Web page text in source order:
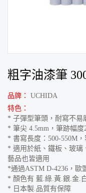
粗字油漆筆
品牌：
UCHIDA
特色：
* 子彈型筆頭，耐寫不易
* 筆尖 4.5mm，筆跡幅度
* 書寫長度：500-550M
* 適用於紙、鐵板、玻璃
藝品也皆適用
*通過ASTM D-4236，歐
* 顏色有 藍.綠.黃.銀.金.
* 日本製.品質有保障